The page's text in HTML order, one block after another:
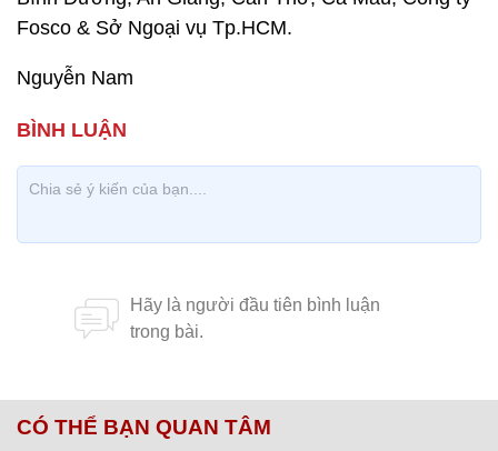
Fosco & Sở Ngoại vụ Tp.HCM.
Nguyễn Nam
CÓ THỂ BẠN QUAN TÂM